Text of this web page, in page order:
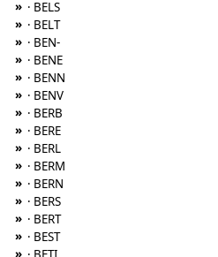
» · BELS
» · BELT
» · BEN-
» · BENE
» · BENN
» · BENV
» · BERB
» · BERE
» · BERL
» · BERM
» · BERN
» · BERS
» · BERT
» · BEST
»